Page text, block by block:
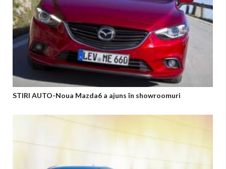
STIRI AUTO-Noua Mazda6 a ajuns în showroomuri